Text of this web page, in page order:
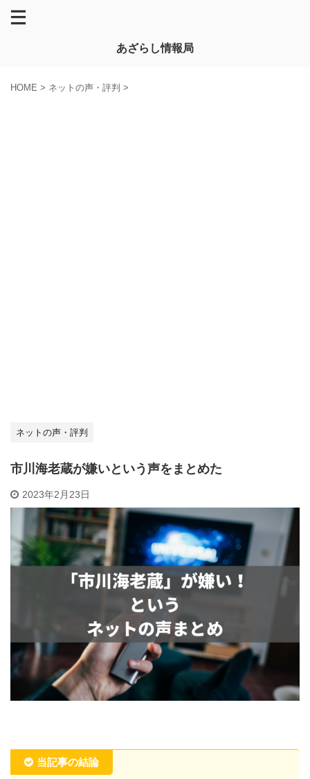
あざらし情報局
HOME > ネットの声・評判 >
ネットの声・評判
市川海老蔵が嫌いという声をまとめた
2023年2月23日
当記事の結論